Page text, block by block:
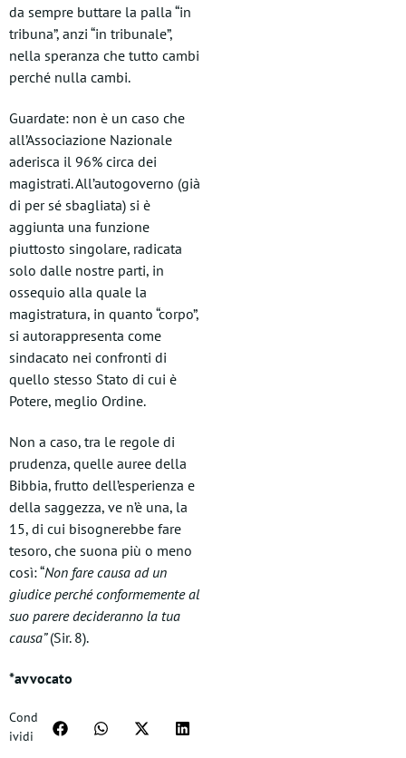
da sempre buttare la palla “in
tribuna”, anzi “in tribunale”,
nella speranza che tutto cambi
perché nulla cambi.
Guardate: non è un caso che
all’Associazione Nazionale
aderisca il 96% circa dei
magistrati. All’autogoverno (già
di per sé sbagliata) si è
aggiunta una funzione
piuttosto singolare, radicata
solo dalle nostre parti, in
ossequio alla quale la
magistratura, in quanto “corpo”,
si autorappresenta come
sindacato nei confronti di
quello stesso Stato di cui è
Potere, meglio Ordine.
Non a caso, tra le regole di
prudenza, quelle auree della
Bibbia, frutto dell’esperienza e
della saggezza, ve n’è una, la
15, di cui bisognerebbe fare
tesoro, che suona più o meno
così: “Non fare causa ad un
giudice perché conformemente al
suo parere decideranno la tua
causa”(Sir. 8).
*avvocato
Cond
ividi